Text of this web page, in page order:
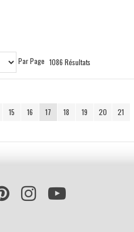
Par Page 1086 Résultats
15 16 17 18 19 20
21